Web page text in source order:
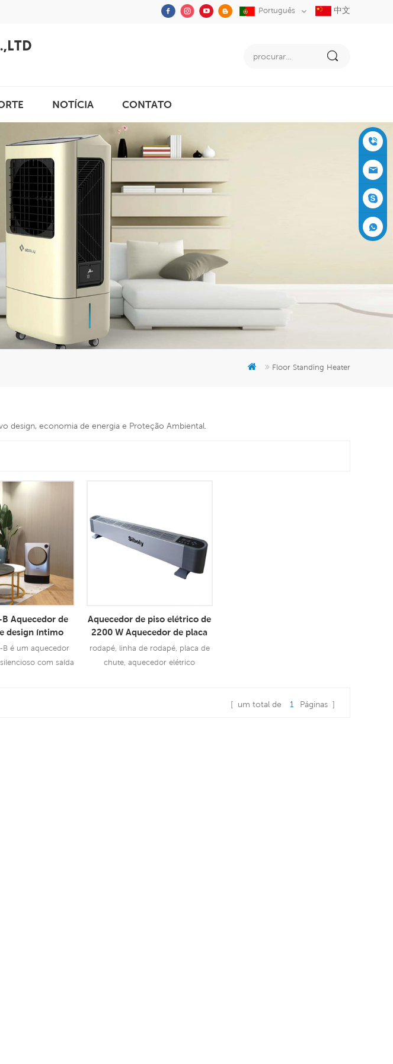
Português 中文
NOTÍCIA CONTATO
Floor Standing Heater
design, economia de energia e Proteção Ambiental.
Aquecedor de
design íntimo
interno super
de 2000 W
B é um aquecedor
com saída
Aquecedor de piso elétrico de
2200 W Aquecedor de placa
de base
rodapé, linha de rodapé, placa de
chute, aquecedor elétrico
[ um total de 1 Páginas ]
+86-05
91-2353
3555
siboly@s
iboly.co
evaporat
er
5951777